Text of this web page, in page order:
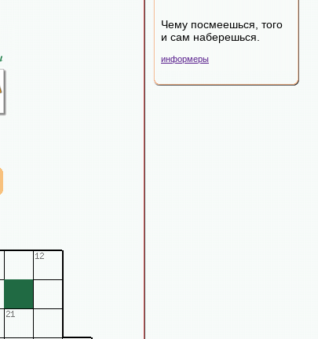
Чему посмеешься, того
и сам наберешься.
информеры